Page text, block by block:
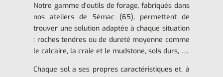
Notre gamme d’outils de forage, fabriqués dans
nos ateliers de Sémac (65), permettent de
trouver une solution adaptée à chaque situation
: roches tendres ou de dureté moyenne comme
le calcaire, la craie et le mudstone, sols durs, ….
Chaque sol a ses propres caractéristiques et, à